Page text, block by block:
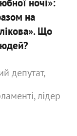
на
Що
депутат,
лідер